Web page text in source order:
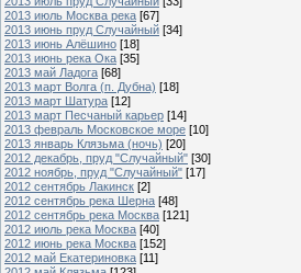
2013 июль Москва река [67]
2013 июнь пруд Случайный [34]
2013 июнь Алёшино [18]
2013 июнь река Ока [35]
2013 май Ладога [68]
2013 март Волга (п. Дубна) [18]
2013 март Шатура [12]
2013 март Песчаный карьер [14]
2013 февраль Московское море [10]
2013 январь Клязьма (ночь) [20]
2012 декабрь, пруд "Случайный" [30]
2012 ноябрь, пруд "Случайный" [17]
2012 сентябрь Лакинск [2]
2012 сентябрь река Шерна [48]
2012 сентябрь река Москва [121]
2012 июль река Москва [40]
2012 июнь река Москва [152]
2012 май Екатериновка [11]